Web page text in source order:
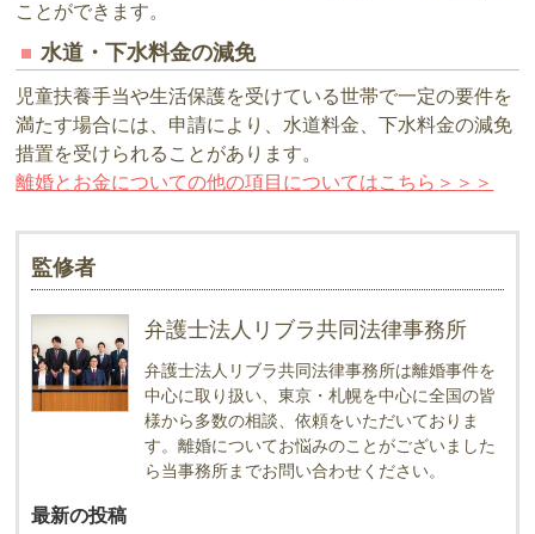
ことができます。
水道・下水料金の減免
児童扶養手当や生活保護を受けている世帯で一定の要件を
満たす場合には、申請により、水道料金、下水料金の減免
措置を受けられることがあります。
離婚とお金についての他の項目についてはこちら＞＞＞
監修者
弁護士法人リブラ共同法律事務所
弁護士法人リブラ共同法律事務所は離婚事件を
中心に取り扱い、東京・札幌を中心に全国の皆
様から多数の相談、依頼をいただいておりま
す。離婚についてお悩みのことがございました
ら当事務所までお問い合わせください。
最新の投稿